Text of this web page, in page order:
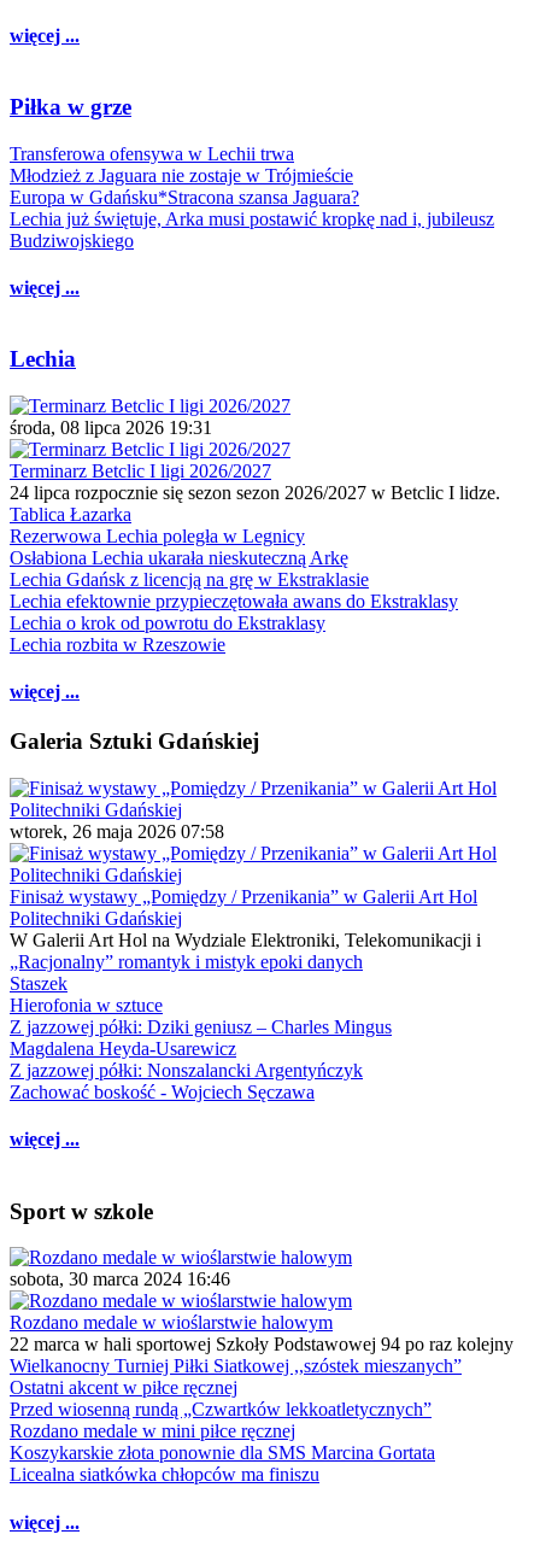
więcej ...
Piłka w grze
Transferowa ofensywa w Lechii trwa
Młodzież z Jaguara nie zostaje w Trójmieście
Europa w Gdańsku*Stracona szansa Jaguara?
Lechia już świętuje, Arka musi postawić kropkę nad i, jubileusz
Budziwojskiego
więcej ...
Lechia
środa, 08 lipca 2026 19:31
Terminarz Betclic I ligi 2026/2027
24 lipca rozpocznie się sezon sezon 2026/2027 w Betclic I lidze.
Tablica Łazarka
Rezerwowa Lechia poległa w Legnicy
Osłabiona Lechia ukarała nieskuteczną Arkę
Lechia Gdańsk z licencją na grę w Ekstraklasie
Lechia efektownie przypieczętowała awans do Ekstraklasy
Lechia o krok od powrotu do Ekstraklasy
Lechia rozbita w Rzeszowie
więcej ...
Galeria Sztuki Gdańskiej
wtorek, 26 maja 2026 07:58
Finisaż wystawy „Pomiędzy / Przenikania” w Galerii Art Hol
Politechniki Gdańskiej
W Galerii Art Hol na Wydziale Elektroniki, Telekomunikacji i
„Racjonalny” romantyk i mistyk epoki danych
Staszek
Hierofonia w sztuce
Z jazzowej półki: Dziki geniusz – Charles Mingus
Magdalena Heyda-Usarewicz
Z jazzowej półki: Nonszalancki Argentyńczyk
Zachować boskość - Wojciech Sęczawa
więcej ...
Sport w szkole
sobota, 30 marca 2024 16:46
Rozdano medale w wioślarstwie halowym
22 marca w hali sportowej Szkoły Podstawowej 94 po raz kolejny
Wielkanocny Turniej Piłki Siatkowej ,,szóstek mieszanych”
Ostatni akcent w piłce ręcznej
Przed wiosenną rundą „Czwartków lekkoatletycznych”
Rozdano medale w mini piłce ręcznej
Koszykarskie złota ponownie dla SMS Marcina Gortata
Licealna siatkówka chłopców ma finiszu
więcej ...